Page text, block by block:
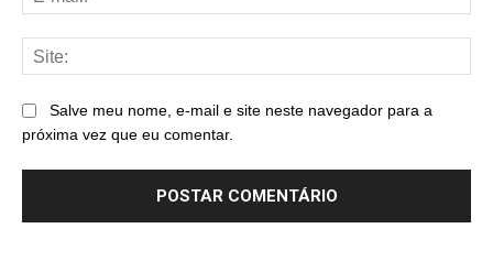
Salve meu nome, e-mail e site neste navegador para a
próxima vez que eu comentar.